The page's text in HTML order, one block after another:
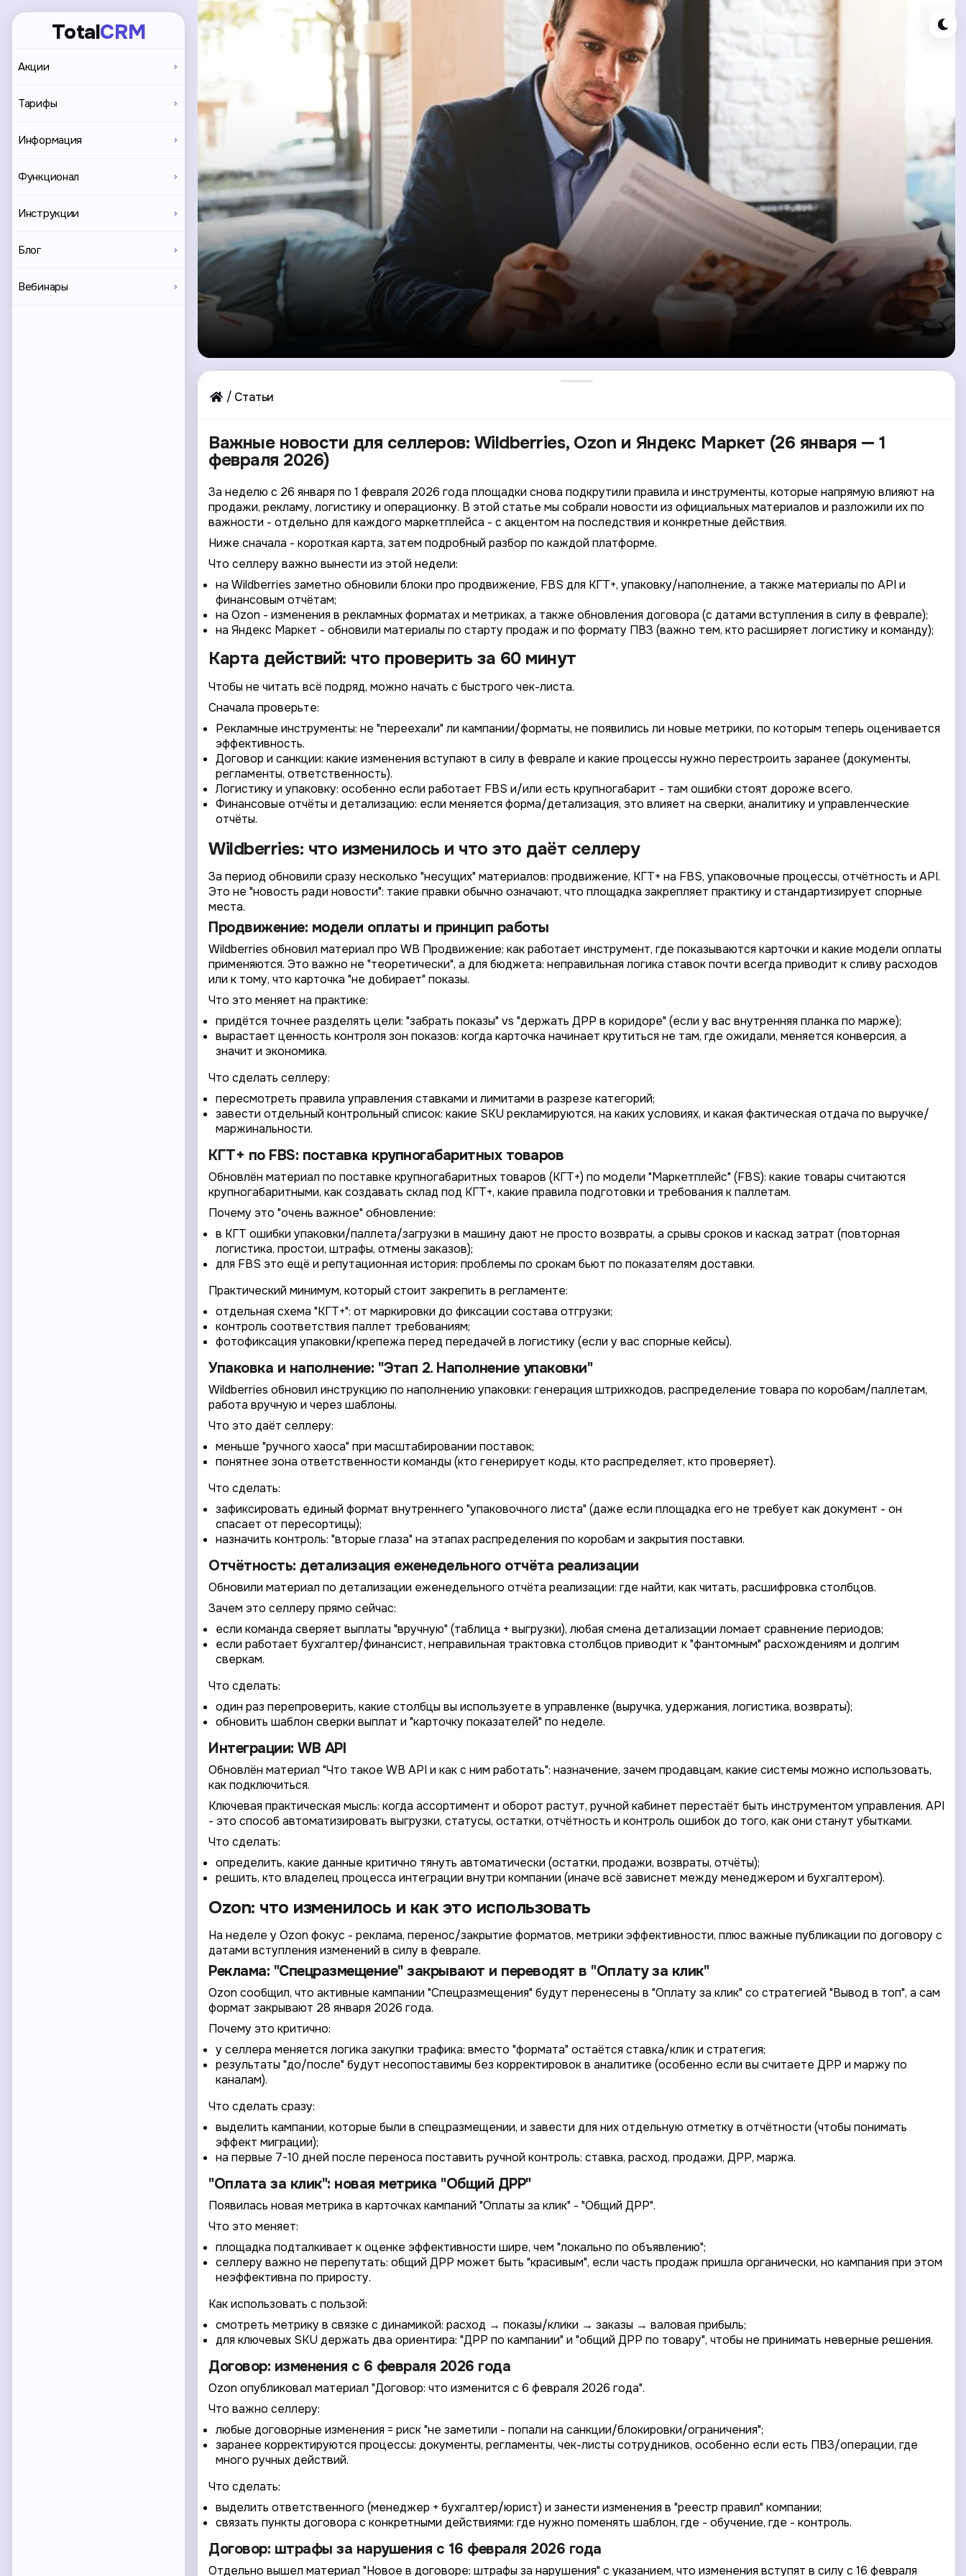
TotalCRM
Акции
Тарифы
Информация
Функционал
Инструкции
Блог
Вебинары
Статьи
Важные новости для селлеров: Wildberries, Ozon и Яндекс Маркет (26 января — 1
февраля 2026)
За неделю с 26 января по 1 февраля 2026 года площадки снова подкрутили правила и инструменты, которые напрямую влияют на
продажи, рекламу, логистику и операционку. В этой статье мы собрали новости из официальных материалов и разложили их по
важности - отдельно для каждого маркетплейса - с акцентом на последствия и конкретные действия.
Ниже сначала - короткая карта, затем подробный разбор по каждой платформе.
Что селлеру важно вынести из этой недели:
на Wildberries заметно обновили блоки про продвижение, FBS для КГТ+, упаковку/наполнение, а также материалы по API и
финансовым отчётам;
на Ozon - изменения в рекламных форматах и метриках, а также обновления договора (с датами вступления в силу в феврале);
на Яндекс Маркет - обновили материалы по старту продаж и по формату ПВЗ (важно тем, кто расширяет логистику и команду);
Карта действий: что проверить за 60 минут
Чтобы не читать всё подряд, можно начать с быстрого чек-листа.
Сначала проверьте:
Рекламные инструменты: не "переехали" ли кампании/форматы, не появились ли новые метрики, по которым теперь оценивается
эффективность.
Договор и санкции: какие изменения вступают в силу в феврале и какие процессы нужно перестроить заранее (документы,
регламенты, ответственность).
Логистику и упаковку: особенно если работает FBS и/или есть крупногабарит - там ошибки стоят дороже всего.
Финансовые отчёты и детализацию: если меняется форма/детализация, это влияет на сверки, аналитику и управленческие
отчёты.
Wildberries: что изменилось и что это даёт селлеру
За период обновили сразу несколько "несущих" материалов: продвижение, КГТ+ на FBS, упаковочные процессы, отчётность и API.
Это не "новость ради новости": такие правки обычно означают, что площадка закрепляет практику и стандартизирует спорные
места.
Продвижение: модели оплаты и принцип работы
Wildberries обновил материал про WB Продвижение: как работает инструмент, где показываются карточки и какие модели оплаты
применяются. Это важно не "теоретически", а для бюджета: неправильная логика ставок почти всегда приводит к сливу расходов
или к тому, что карточка "не добирает" показы.
Что это меняет на практике:
придётся точнее разделять цели: "забрать показы" vs "держать ДРР в коридоре" (если у вас внутренняя планка по марже);
вырастает ценность контроля зон показов: когда карточка начинает крутиться не там, где ожидали, меняется конверсия, а
значит и экономика.
Что сделать селлеру:
пересмотреть правила управления ставками и лимитами в разрезе категорий;
завести отдельный контрольный список: какие SKU рекламируются, на каких условиях, и какая фактическая отдача по выручке/
маржинальности.
КГТ+ по FBS: поставка крупногабаритных товаров
Обновлён материал по поставке крупногабаритных товаров (КГТ+) по модели "Маркетплейс" (FBS): какие товары считаются
крупногабаритными, как создавать склад под КГТ+, какие правила подготовки и требования к паллетам.
Почему это "очень важное" обновление:
в КГТ ошибки упаковки/паллета/загрузки в машину дают не просто возвраты, а срывы сроков и каскад затрат (повторная
логистика, простои, штрафы, отмены заказов);
для FBS это ещё и репутационная история: проблемы по срокам бьют по показателям доставки.
Практический минимум, который стоит закрепить в регламенте:
отдельная схема "КГТ+": от маркировки до фиксации состава отгрузки;
контроль соответствия паллет требованиям;
фотофиксация упаковки/крепежа перед передачей в логистику (если у вас спорные кейсы).
Упаковка и наполнение: "Этап 2. Наполнение упаковки"
Wildberries обновил инструкцию по наполнению упаковки: генерация штрихкодов, распределение товара по коробам/паллетам,
работа вручную и через шаблоны.
Что это даёт селлеру:
меньше "ручного хаоса" при масштабировании поставок;
понятнее зона ответственности команды (кто генерирует коды, кто распределяет, кто проверяет).
Что сделать:
зафиксировать единый формат внутреннего "упаковочного листа" (даже если площадка его не требует как документ - он
спасает от пересортицы);
назначить контроль: "вторые глаза" на этапах распределения по коробам и закрытия поставки.
Отчётность: детализация еженедельного отчёта реализации
Обновили материал по детализации еженедельного отчёта реализации: где найти, как читать, расшифровка столбцов.
Зачем это селлеру прямо сейчас:
если команда сверяет выплаты "вручную" (таблица + выгрузки), любая смена детализации ломает сравнение периодов;
если работает бухгалтер/финансист, неправильная трактовка столбцов приводит к "фантомным" расхождениям и долгим
сверкам.
Что сделать:
один раз перепроверить, какие столбцы вы используете в управленке (выручка, удержания, логистика, возвраты);
обновить шаблон сверки выплат и "карточку показателей" по неделе.
Интеграции: WB API
Обновлён материал "Что такое WB API и как с ним работать": назначение, зачем продавцам, какие системы можно использовать,
как подключиться.
Ключевая практическая мысль: когда ассортимент и оборот растут, ручной кабинет перестаёт быть инструментом управления. API
- это способ автоматизировать выгрузки, статусы, остатки, отчётность и контроль ошибок до того, как они станут убытками.
Что сделать:
определить, какие данные критично тянуть автоматически (остатки, продажи, возвраты, отчёты);
решить, кто владелец процесса интеграции внутри компании (иначе всё зависнет между менеджером и бухгалтером).
Ozon: что изменилось и как это использовать
На неделе у Ozon фокус - реклама, перенос/закрытие форматов, метрики эффективности, плюс важные публикации по договору с
датами вступления изменений в силу в феврале.
Реклама: "Спецразмещение" закрывают и переводят в "Оплату за клик"
Ozon сообщил, что активные кампании "Спецразмещения" будут перенесены в "Оплату за клик" со стратегией "Вывод в топ", а сам
формат закрывают 28 января 2026 года.
Почему это критично:
у селлера меняется логика закупки трафика: вместо "формата" остаётся ставка/клик и стратегия;
результаты "до/после" будут несопоставимы без корректировок в аналитике (особенно если вы считаете ДРР и маржу по
каналам).
Что сделать сразу:
выделить кампании, которые были в спецразмещении, и завести для них отдельную отметку в отчётности (чтобы понимать
эффект миграции);
на первые 7-10 дней после переноса поставить ручной контроль: ставка, расход, продажи, ДРР, маржа.
"Оплата за клик": новая метрика "Общий ДРР"
Появилась новая метрика в карточках кампаний "Оплаты за клик" - "Общий ДРР".
Что это меняет:
площадка подталкивает к оценке эффективности шире, чем "локально по объявлению";
селлеру важно не перепутать: общий ДРР может быть "красивым", если часть продаж пришла органически, но кампания при этом
неэффективна по приросту.
Как использовать с пользой:
смотреть метрику в связке с динамикой: расход → показы/клики → заказы → валовая прибыль;
для ключевых SKU держать два ориентира: "ДРР по кампании" и "общий ДРР по товару", чтобы не принимать неверные решения.
Договор: изменения с 6 февраля 2026 года
Ozon опубликовал материал "Договор: что изменится с 6 февраля 2026 года".
Что важно селлеру:
любые договорные изменения = риск "не заметили - попали на санкции/блокировки/ограничения";
заранее корректируются процессы: документы, регламенты, чек-листы сотрудников, особенно если есть ПВЗ/операции, где
много ручных действий.
Что сделать:
выделить ответственного (менеджер + бухгалтер/юрист) и занести изменения в "реестр правил" компании;
связать пункты договора с конкретными действиями: где нужно поменять шаблон, где - обучение, где - контроль.
Договор: штрафы за нарушения с 16 февраля 2026 года
Отдельно вышел материал "Новое в договоре: штрафы за нарушения" с указанием, что изменения вступят в силу с 16 февраля
Подключение к
*
Согласие на обработку ПД
Подключение к 1/4
Подключение к
.totalcrm.ru
2/4
Подключение к
Wildberries
MegaMarket
3/4
Подключение к
до 3 огранизаций
4/4
Подключение к
от 1 до 5 млн.
Подключение к